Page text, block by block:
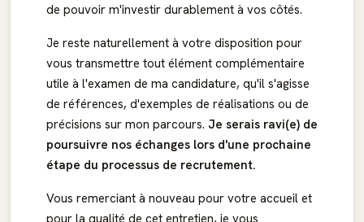
de pouvoir m'investir durablement à vos côtés.
Je reste naturellement à votre disposition pour
vous transmettre tout élément complémentaire
utile à l'examen de ma candidature, qu'il s'agisse
de références, d'exemples de réalisations ou de
précisions sur mon parcours. Je serais ravi(e) de
poursuivre nos échanges lors d'une prochaine
étape du processus de recrutement.
Vous remerciant à nouveau pour votre accueil et
pour la qualité de cet entretien, je vous